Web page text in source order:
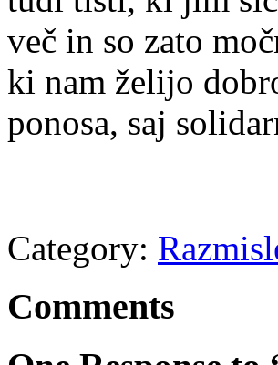
več in so zato
ki nam želijo
ponosa, saj
Category:
Comments